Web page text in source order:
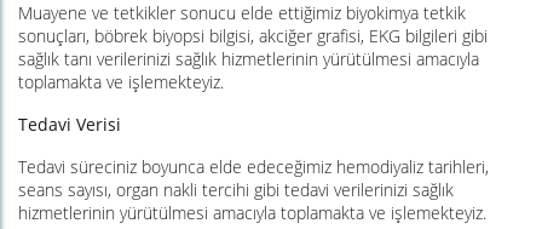
Muayene ve tetkikler sonucu elde ettiğimiz biyokimya tetkik
sonuçları, böbrek biyopsi bilgisi, akciğer grafisi, EKG bilgileri gibi
sağlık tanı verilerinizi sağlık hizmetlerinin yürütülmesi amacıyla
toplamakta ve işlemekteyiz.
Tedavi Verisi
Tedavi süreciniz boyunca elde edeceğimiz hemodiyaliz tarihleri,
seans sayısı, organ nakli tercihi gibi tedavi verilerinizi sağlık
hizmetlerinin yürütülmesi amacıyla toplamakta ve işlemekteyiz.